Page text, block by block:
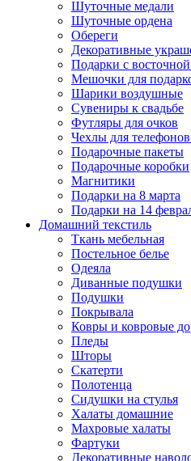
Шуточные медали
Шуточные ордена
Обереги
Декоративные
Подарки с
Мешочки для
Шарики воздушные
Сувениры к свадьбе
Футляры для очков
Чехлы для
Подарочные пакеты
Подарочные коробки
Магнитики
Подарки на 8 марта
Подарки на 14
Домашний текстиль
Ткань мебельная
Постельное белье
Одеяла
Диванные подушки
Подушки
Покрывала
Ковры и ковровые
Пледы
Шторы
Скатерти
Полотенца
Сидушки на стулья
Халаты домашние
Махровые халаты
Фартуки
Декоративные